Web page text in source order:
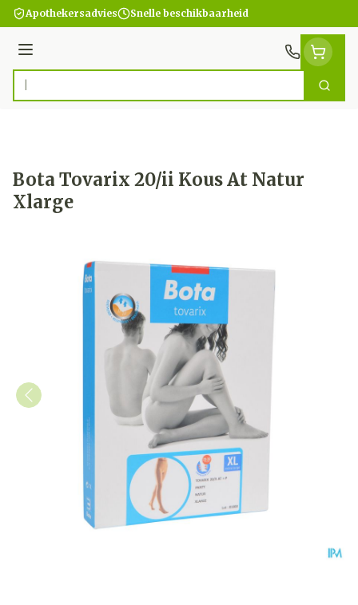
Ga naar de inhoud
Apothekersadvies Snelle beschikbaarheid
Menu
Product, merk, categorie... Zoek
Bota Tovarix 20/ii Kous At Natur
Xlarge